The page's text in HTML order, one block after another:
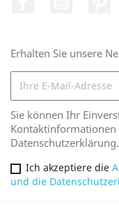
Erhalten Sie unsere
Sie können Ihr
Kontaktinformationen
Datenschutzerklärung.
Ich akzeptiere die
und die